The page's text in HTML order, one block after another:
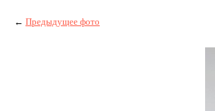
← Предыдущее фото